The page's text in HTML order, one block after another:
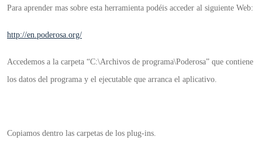
Para aprender mas sobre esta herramienta podéis acceder al siguiente Web:
http://en.poderosa.org/
Accedemos a la carpeta “C:\Archivos de programa\Poderosa” que contiene
los datos del programa y el ejecutable que arranca el aplicativo.
Copiamos dentro las carpetas de los plug-ins.